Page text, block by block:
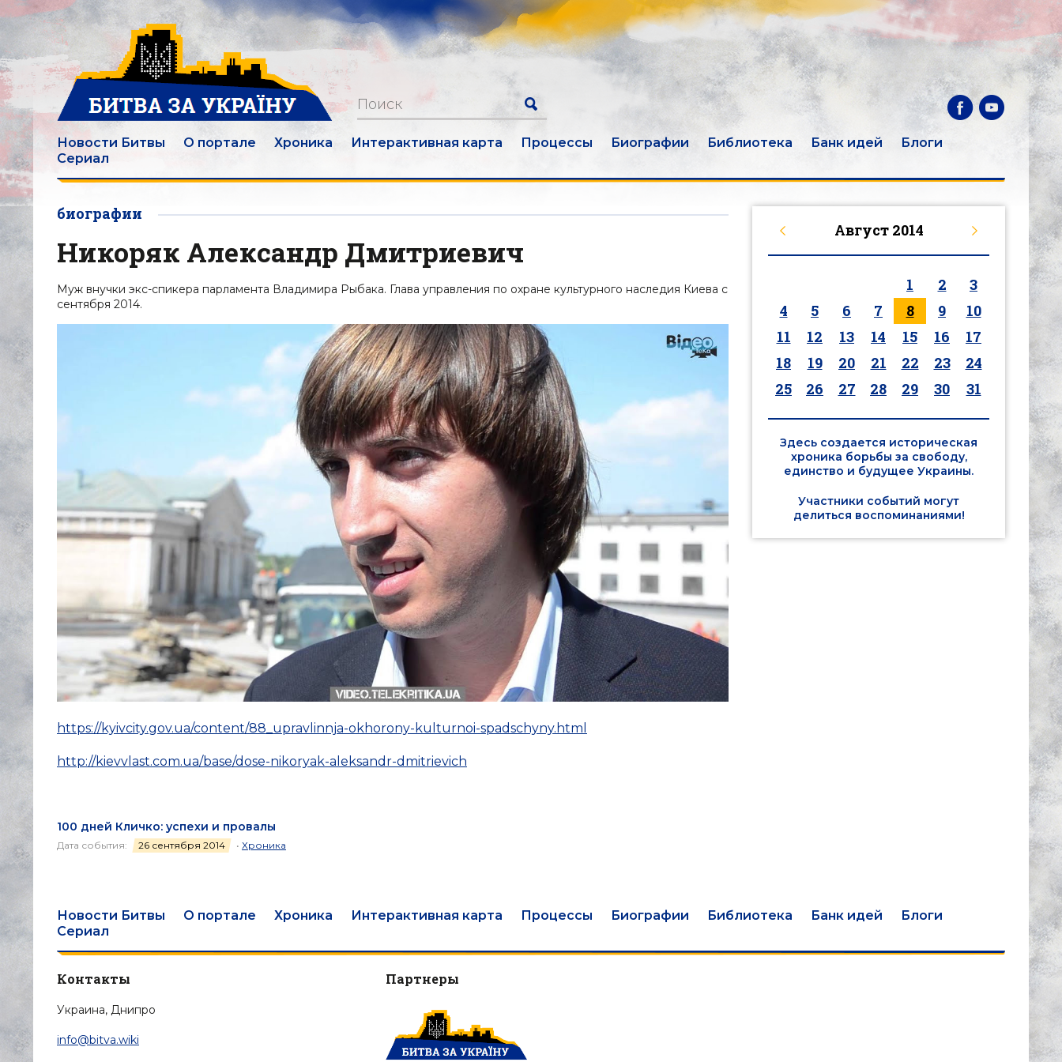
Новости Битвы О портале Хроника Интерактивная карта Процессы Биографии Библиотека Банк идей
Блоги
Сериал
биографии
Никоряк Александр Дмитриевич
Муж внучки экс-спикера парламента Владимира Рыбака. Глава управления по охране культурного наследия Киева с
сентября 2014.
https://kyivcity.gov.ua/content/88_upravlinnja-okhorony-kulturnoi-spadschyny.html
http://kievvlast.com.ua/base/dose-nikoryak-aleksandr-dmitrievich
100 дней Кличко: успехи и провалы
Дата события: 26 сентября 2014 • Хроника
Август 2014
1 2
3
4
5 6 7 8 9
10
11
12 13 14 15 16
17
18
19 20 21 22 23
24
25
26 27 28 29 30 31
Здесь создается историческая
хроника борьбы за свободу,
единство и будущее Украины.
Участники событий могут
делиться воспоминаниями!
Новости Битвы О портале Хроника Интерактивная карта Процессы Биографии Библиотека Банк идей
Блоги
Сериал
Контакты
Украина, Днипро
info@bitva.wiki
Партнеры